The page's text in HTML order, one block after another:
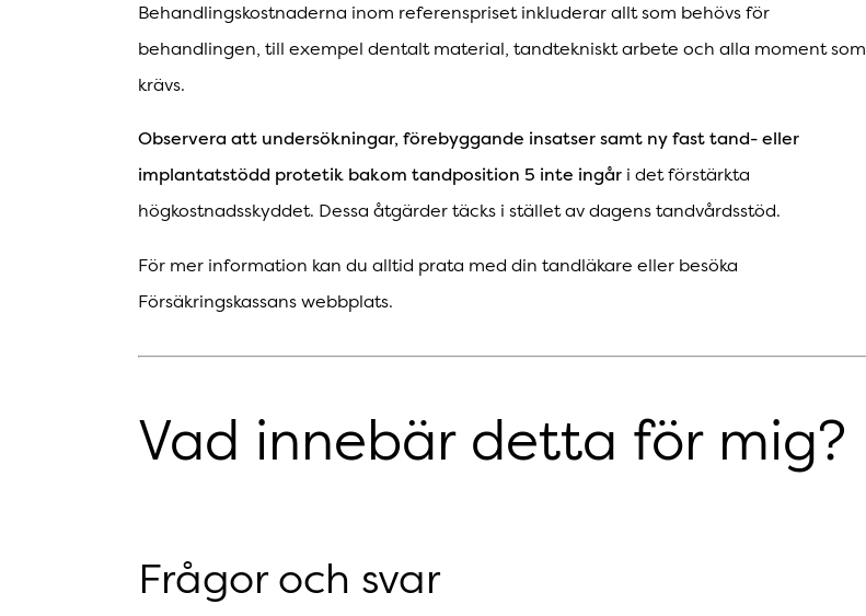
Behandlingskostnaderna inom referenspriset inkluderar allt som behövs för
behandlingen, till exempel dentalt material, tandtekniskt arbete och alla moment som
krävs.
Observera att undersökningar, förebyggande insatser samt ny fast tand- eller
implantatstödd protetik bakom tandposition 5 inte ingår i det förstärkta
högkostnadsskyddet. Dessa åtgärder täcks i stället av dagens tandvårdsstöd.
För mer information kan du alltid prata med din tandläkare eller besöka
Försäkringskassans webbplats.
Vad innebär detta för mig?
Frågor och svar